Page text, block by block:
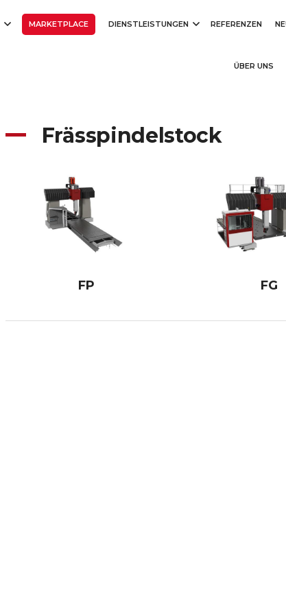
MARKETPLACE DIENSTLEISTUNGEN REFERENZEN
ÜBER UNS
Frässpindelstock
FP FG